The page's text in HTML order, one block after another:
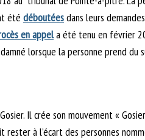
été déboutéesdans leurs
en appela été tenu en février
lorsque la personne prend du
Il crée son mouvement «
rester à l’écart des personnes